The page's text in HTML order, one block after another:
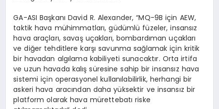
GA-ASI Başkanı David R. Alexander, “MQ-9B için AEW,
taktik hava mühimmatları, güdümlü füzeler, insansız
hava araçları, savaş uçakları, bombardıman uçakları
ve diğer tehditlere karşı savunma sağlamak için kritik
bir havadan algılama kabiliyeti sunacaktır. Orta irtifa
ve uzun havada kalış süresine sahip bir insansız hava
sistemi için operasyonel kullanılabilirlik, herhangi bir
askeri hava aracından daha yüksektir ve insansız bir
platform olarak hava mürettebatı riske